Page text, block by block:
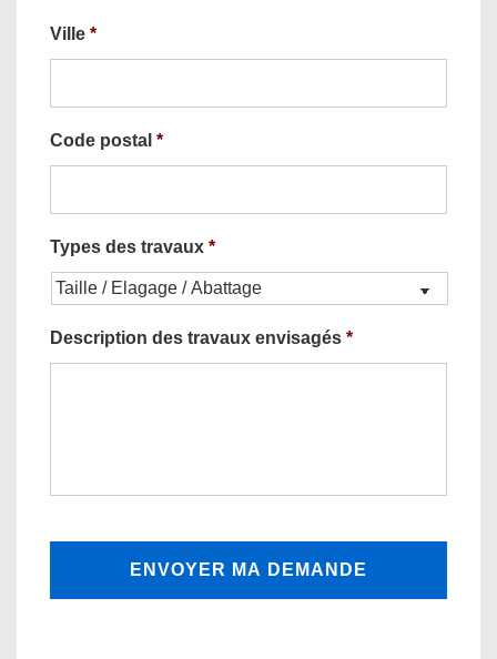
Ville *
Code postal *
Types des travaux *
Description des travaux envisagés *